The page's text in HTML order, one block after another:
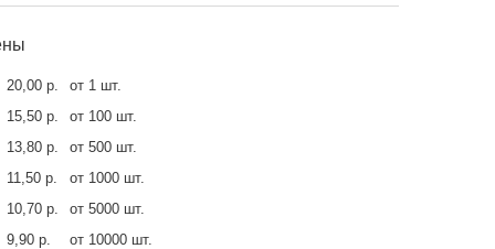
20,00 р.
от 1 шт.
15,50 р.
от 100 шт.
13,80 р.
от 500 шт.
11,50 р.
от 1000 шт.
10,70 р.
от 5000 шт.
9,90 р.
от 10000 шт.